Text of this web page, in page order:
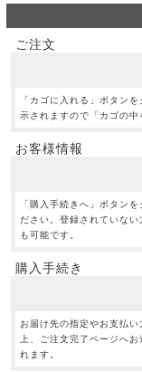
ご注文
「カゴに入れる」ボタン
示されますので「カゴの中
お客様情報
「購入手続きへ」ボタン
ださい。登録されていな
も可能です。
購入手続き
お届け先の指定やお支払
上、ご注文完了ページへ
れます。